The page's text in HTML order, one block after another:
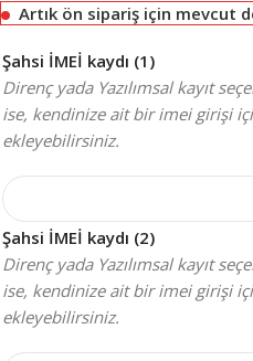
Artık ön sipariş için mevcut
Şahsi İMEİ kaydı (1)
Direnç yada Yazılımsal kayıt
ise, kendinize ait bir imei girişi
ekleyebilirsiniz.
Şahsi İMEİ kaydı (2)
Direnç yada Yazılımsal kayıt
ise, kendinize ait bir imei girişi
ekleyebilirsiniz.